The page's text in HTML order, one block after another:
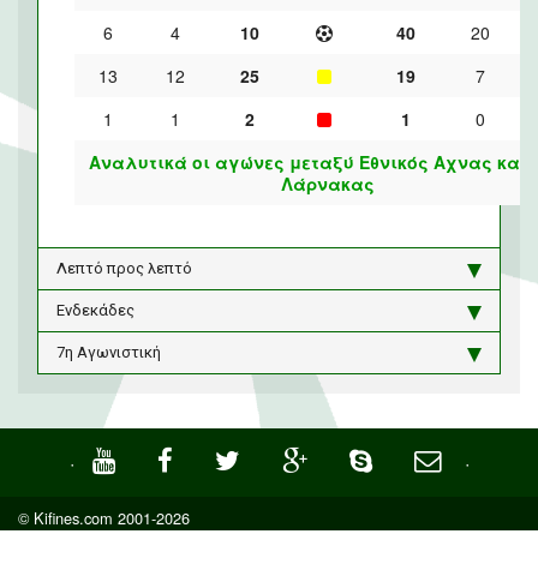
6
4 10 40 20
13
12 25 19 7
1
1 2 1
0
Αναλυτικά οι αγώνες μεταξύ Εθνικός Αχνας και
Λάρνακας
Λεπτό προς λεπτό
Ενδεκάδες
7η Αγωνιστική
· ·
© Kifines.com 2001-2026